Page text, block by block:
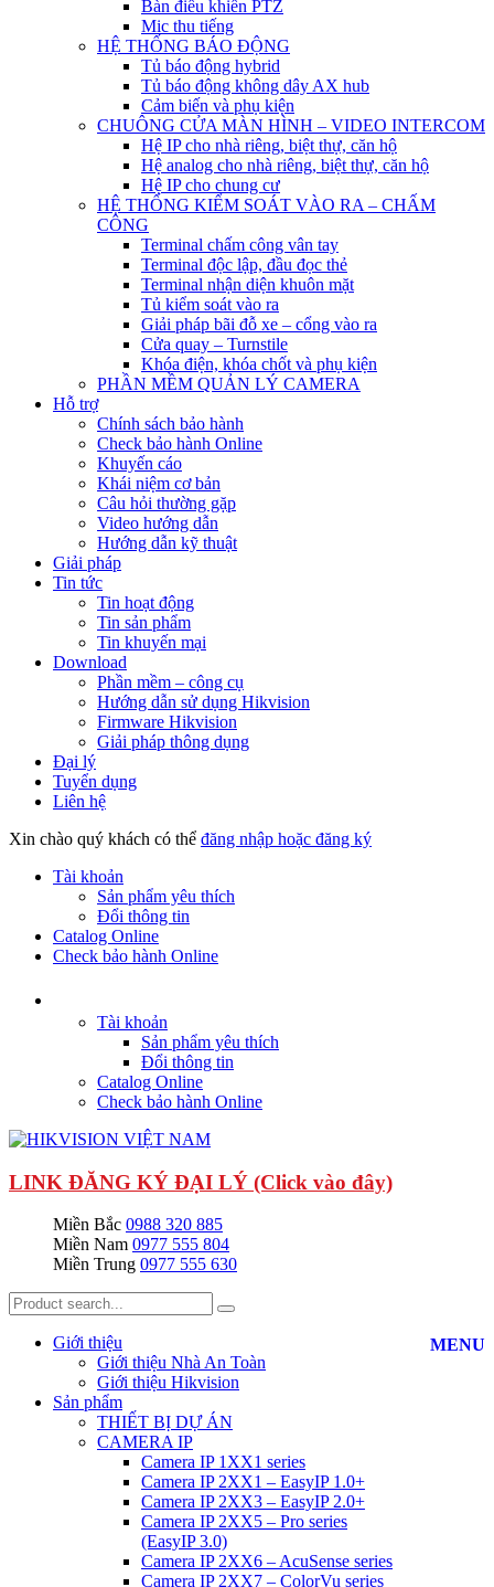
Bàn điều khiển PTZ
Mic thu tiếng
HỆ THỐNG BÁO ĐỘNG
Tủ báo động hybrid
Tủ báo động không dây AX hub
Cảm biến và phụ kiện
CHUÔNG CỬA MÀN HÌNH – VIDEO INTERCOM
Hệ IP cho nhà riêng, biệt thự, căn hộ
Hệ analog cho nhà riêng, biệt thự, căn hộ
Hệ IP cho chung cư
HỆ THỐNG KIỂM SOÁT VÀO RA – CHẤM
CÔNG
Terminal chấm công vân tay
Terminal độc lập, đầu đọc thẻ
Terminal nhận diện khuôn mặt
Tủ kiểm soát vào ra
Giải pháp bãi đỗ xe – cổng vào ra
Cửa quay – Turnstile
Khóa điện, khóa chốt và phụ kiện
PHẦN MỀM QUẢN LÝ CAMERA
Hỗ trợ
Chính sách bảo hành
Check bảo hành Online
Khuyến cáo
Khái niệm cơ bản
Câu hỏi thường gặp
Video hướng dẫn
Hướng dẫn kỹ thuật
Giải pháp
Tin tức
Tin hoạt động
Tin sản phẩm
Tin khuyến mại
Download
Phần mềm – công cụ
Hướng dẫn sử dụng Hikvision
Firmware Hikvision
Giải pháp thông dụng
Đại lý
Tuyển dụng
Liên hệ
Xin chào quý khách có thể đăng nhập hoặc đăng ký
Tài khoản
Sản phẩm yêu thích
Đổi thông tin
Catalog Online
Check bảo hành Online
Tài khoản
Sản phẩm yêu thích
Đổi thông tin
Catalog Online
Check bảo hành Online
LINK ĐĂNG KÝ ĐẠI LÝ (Click vào đây)
Miền Bắc 0988 320 885
Miền Nam 0977 555 804
Miền Trung 0977 555 630
MENU
Giới thiệu
Giới thiệu Nhà An Toàn
Giới thiệu Hikvision
Sản phẩm
THIẾT BỊ DỰ ÁN
CAMERA IP
Camera IP 1XX1 series
Camera IP 2XX1 – EasyIP 1.0+
Camera IP 2XX3 – EasyIP 2.0+
Camera IP 2XX5 – Pro series
(EasyIP 3.0)
Camera IP 2XX6 – AcuSense series
Camera IP 2XX7 – ColorVu series